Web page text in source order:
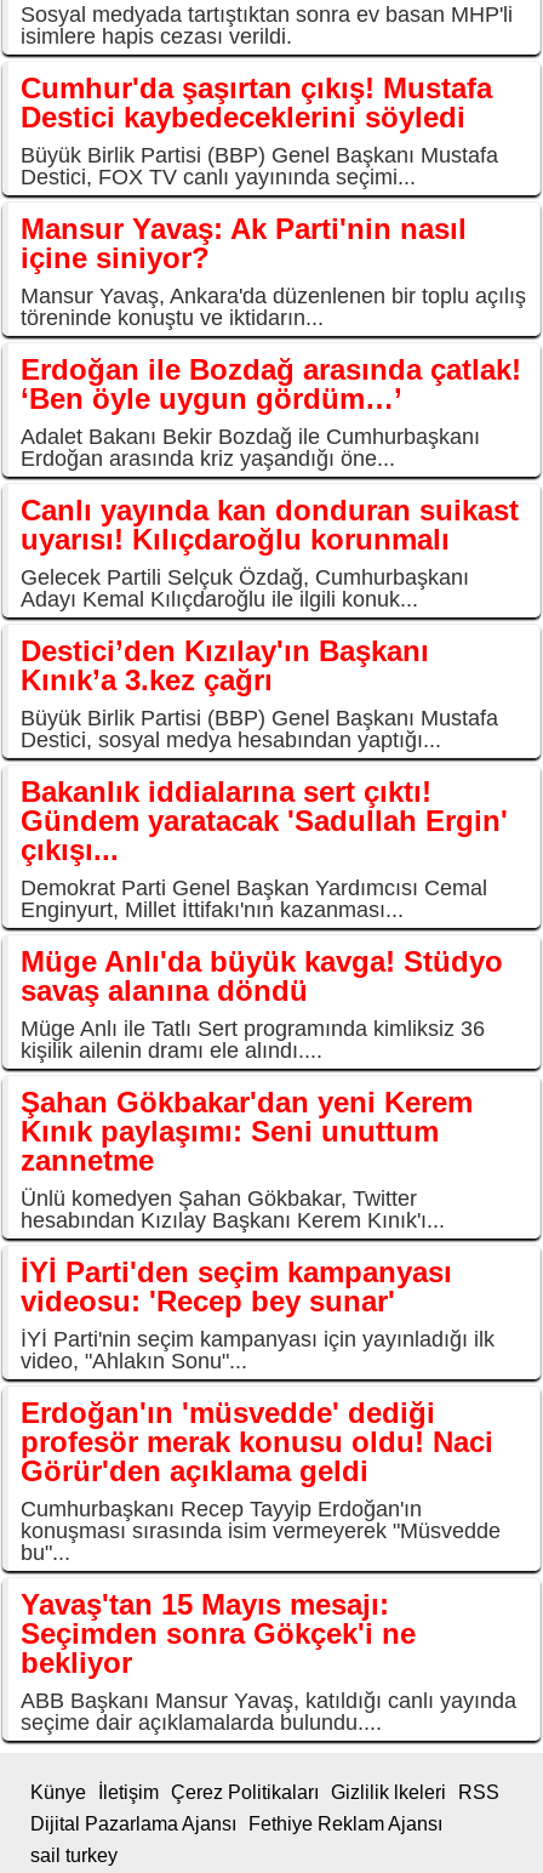
Sosyal medyada tartıştıktan sonra ev basan MHP'li
isimlere hapis cezası verildi.
Cumhur'da şaşırtan çıkış! Mustafa
Destici kaybedeceklerini söyledi
Büyük Birlik Partisi (BBP) Genel Başkanı Mustafa
Destici, FOX TV canlı yayınında seçimi...
Mansur Yavaş: Ak Parti'nin nasıl
içine siniyor?
Mansur Yavaş, Ankara'da düzenlenen bir toplu açılış
töreninde konuştu ve iktidarın...
Erdoğan ile Bozdağ arasında çatlak!
‘Ben öyle uygun gördüm…’
Adalet Bakanı Bekir Bozdağ ile Cumhurbaşkanı
Erdoğan arasında kriz yaşandığı öne...
Canlı yayında kan donduran suikast
uyarısı! Kılıçdaroğlu korunmalı
Gelecek Partili Selçuk Özdağ, Cumhurbaşkanı
Adayı Kemal Kılıçdaroğlu ile ilgili konuk...
Destici’den Kızılay'ın Başkanı
Kınık’a 3.kez çağrı
Büyük Birlik Partisi (BBP) Genel Başkanı Mustafa
Destici, sosyal medya hesabından yaptığı...
Bakanlık iddialarına sert çıktı!
Gündem yaratacak 'Sadullah Ergin'
çıkışı...
Demokrat Parti Genel Başkan Yardımcısı Cemal
Enginyurt, Millet İttifakı'nın kazanması...
Müge Anlı'da büyük kavga! Stüdyo
savaş alanına döndü
Müge Anlı ile Tatlı Sert programında kimliksiz 36
kişilik ailenin dramı ele alındı....
Şahan Gökbakar'dan yeni Kerem
Kınık paylaşımı: Seni unuttum
zannetme
Ünlü komedyen Şahan Gökbakar, Twitter
hesabından Kızılay Başkanı Kerem Kınık'ı...
İYİ Parti'den seçim kampanyası
videosu: 'Recep bey sunar'
İYİ Parti'nin seçim kampanyası için yayınladığı ilk
video, "Ahlakın Sonu"...
Erdoğan'ın 'müsvedde' dediği
profesör merak konusu oldu! Naci
Görür'den açıklama geldi
Cumhurbaşkanı Recep Tayyip Erdoğan'ın
konuşması sırasında isim vermeyerek "Müsvedde
bu"...
Yavaş'tan 15 Mayıs mesajı:
Seçimden sonra Gökçek'i ne
bekliyor
ABB Başkanı Mansur Yavaş, katıldığı canlı yayında
seçime dair açıklamalarda bulundu....
Künye İletişim Çerez Politikaları Gizlilik lkeleri
RSS
Dijital Pazarlama Ajansı
Fethiye Reklam Ajansı
sail turkey